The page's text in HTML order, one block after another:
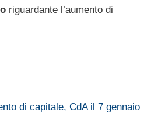
riguardante l’aumento di
di capitale, CdA il 7 gennaio